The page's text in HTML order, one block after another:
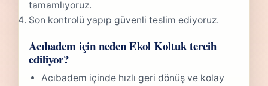
tamamlıyoruz.
Son kontrolü yapıp güvenli teslim ediyoruz.
Acıbadem için neden Ekol Koltuk tercih
ediliyor?
Acıbadem içinde hızlı geri dönüş ve kolay